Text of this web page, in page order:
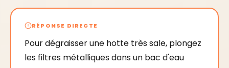
RÉPONSE DIRECTE
Pour dégraisser une hotte très sale, plongez
les filtres métalliques dans un bac d'eau